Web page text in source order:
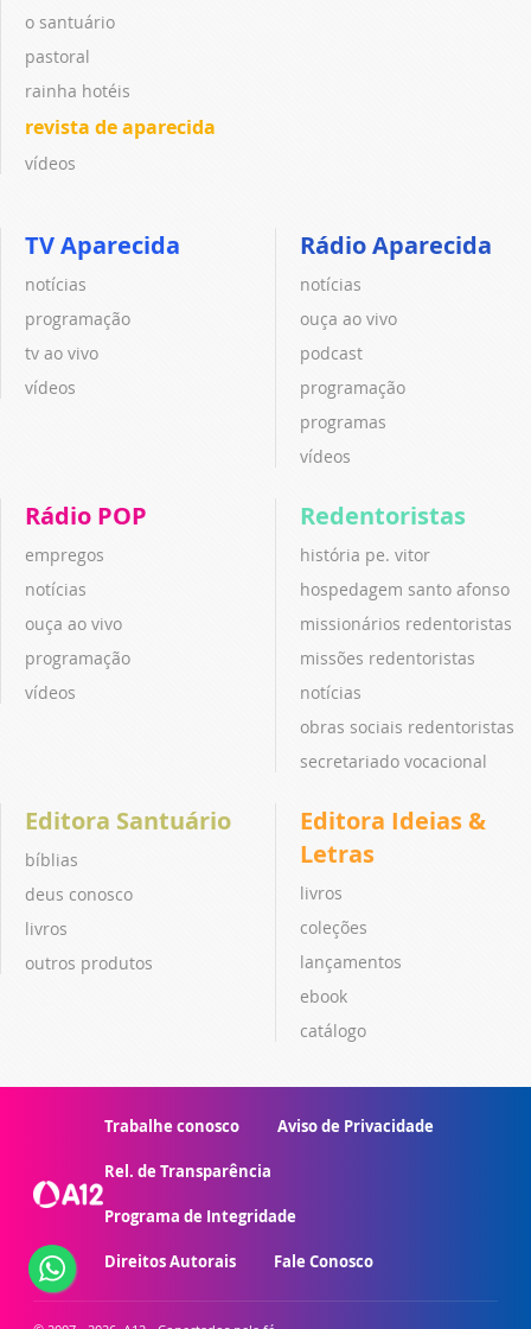
o santuário
pastoral
rainha hotéis
revista de aparecida
vídeos
TV Aparecida
notícias
programação
tv ao vivo
vídeos
Rádio Aparecida
notícias
ouça ao vivo
podcast
programação
programas
vídeos
Rádio POP
empregos
notícias
ouça ao vivo
programação
vídeos
Redentoristas
história pe. vitor
hospedagem santo afonso
missionários redentoristas
missões redentoristas
notícias
obras sociais redentoristas
secretariado vocacional
Editora Santuário
bíblias
deus conosco
livros
outros produtos
Editora Ideias &
Letras
livros
coleções
lançamentos
ebook
catálogo
Trabalhe conosco Aviso de Privacidade
Rel. de Transparência
Programa de Integridade
Direitos Autorais Fale Conosco